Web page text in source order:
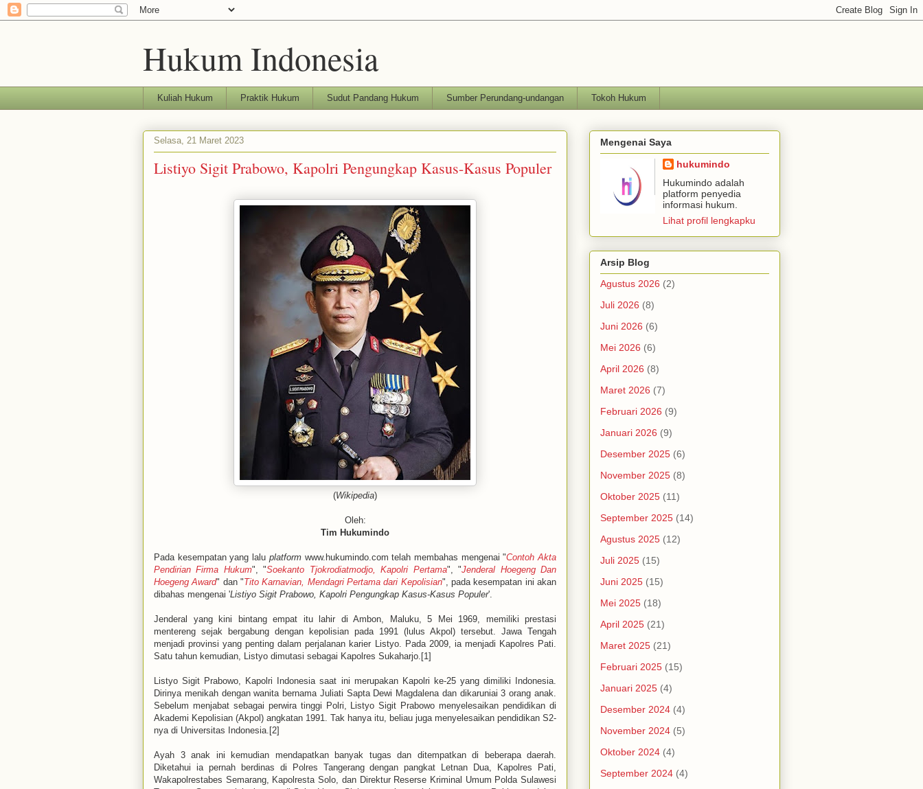
Hukum Indonesia
Kuliah Hukum Praktik Hukum Sudut Pandang Hukum Sumber Perundang-undangan Tokoh Hukum
Selasa, 21 Maret 2023
Listiyo Sigit Prabowo, Kapolri Pengungkap Kasus-Kasus Populer
(Wikipedia)
Oleh:
Tim Hukumindo
Pada kesempatan yang lalu platformwww.hukumindo.com telah membahas mengenai "Contoh Akta
Pendirian Firma Hukum", "Soekanto Tjokrodiatmodjo, Kapolri Pertama", "Jenderal Hoegeng Dan
Hoegeng Award" dan "Tito Karnavian, Mendagri Pertama dari Kepolisian", pada kesempatan ini akan
dibahas mengenai 'Listiyo Sigit Prabowo, Kapolri Pengungkap Kasus-Kasus Populer'.
Jenderal yang kini bintang empat itu lahir di Ambon, Maluku, 5 Mei 1969, memiliki prestasi
mentereng sejak bergabung dengan kepolisian pada 1991 (lulus Akpol) tersebut. Jawa Tengah
menjadi provinsi yang penting dalam perjalanan karier Listyo. Pada 2009, ia menjadi Kapolres Pati.
Satu tahun kemudian, Listyo dimutasi sebagai Kapolres Sukaharjo.[1]
Listyo Sigit Prabowo, Kapolri Indonesia saat ini merupakan Kapolri ke-25 yang dimiliki Indonesia.
Dirinya menikah dengan wanita bernama Juliati Sapta Dewi Magdalena dan dikaruniai 3 orang anak.
Sebelum menjabat sebagai perwira tinggi Polri, Listyo Sigit Prabowo menyelesaikan pendidikan di
Akademi Kepolisian (Akpol) angkatan 1991. Tak hanya itu, beliau juga menyelesaikan pendidikan S2-
nya di Universitas Indonesia.[2]
Ayah 3 anak ini kemudian mendapatkan banyak tugas dan ditempatkan di beberapa daerah.
Diketahui ia pernah berdinas di Polres Tangerang dengan pangkat Letnan Dua, Kapolres Pati,
Wakapolrestabes Semarang, Kapolresta Solo, dan Direktur Reserse Kriminal Umum Polda Sulawesi
Mengenai Saya
hukumindo
Hukumindo adalah
platform penyedia
informasi hukum.
Lihat profil lengkapku
Arsip Blog
Agustus 2026 (2)
Juli 2026 (8)
Juni 2026 (6)
Mei 2026 (6)
April 2026 (8)
Maret 2026 (7)
Februari 2026 (9)
Januari 2026 (9)
Desember 2025 (6)
November 2025 (8)
Oktober 2025 (11)
September 2025 (14)
Agustus 2025 (12)
Juli 2025 (15)
Juni 2025 (15)
Mei 2025 (18)
April 2025 (21)
Maret 2025 (21)
Februari 2025 (15)
Januari 2025 (4)
Desember 2024 (4)
November 2024 (5)
Oktober 2024 (4)
September 2024 (4)